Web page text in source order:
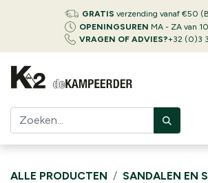
GRATIS verzending vanaf €50
OPENINGSUREN MA - ZA van
VRAGEN OF ADVIES?+32 (0)3
ALLE PRODUCTEN
SANDALEN EN